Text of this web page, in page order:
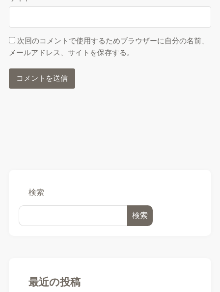
次回のコメントで使用するためブラウザーに自分の名前、
メールアドレス、サイトを保存する。
検索
検索
最近の投稿